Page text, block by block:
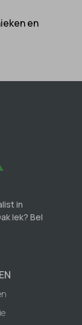
en
in
lek? Bel